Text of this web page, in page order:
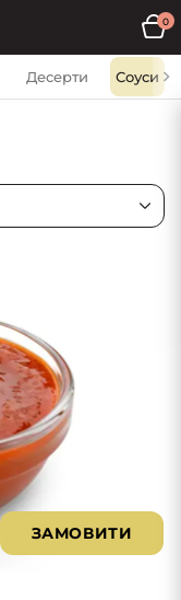
0
Десерти Соуси
ЗАМОВИТИ